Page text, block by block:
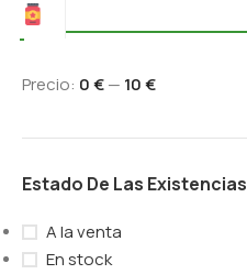
Precio: 0 €— 10 €
Estado De Las Existencias
A la venta
En stock